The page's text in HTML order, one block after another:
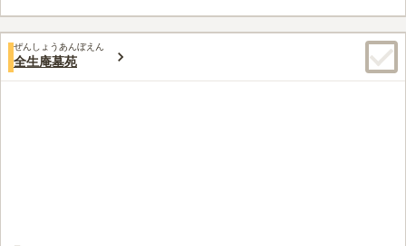
口コミ評価
みんなの評価
40代男性
お供え物の販売については、三田線の白山駅の近くにあると思い
ぜんしょうあんぼえん
全生庵墓苑